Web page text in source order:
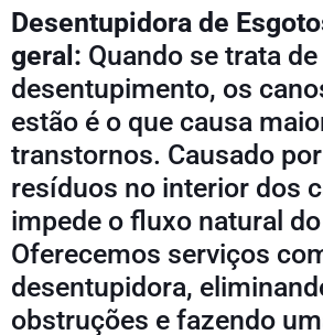
Desentupidora de
geral: Quando se trata de
desentupimento, os
estão é o que causa
transtornos. Causado
resíduos no interior dos
impede o fluxo natural
Oferecemos serviços
desentupidora,
obstruções e fazendo